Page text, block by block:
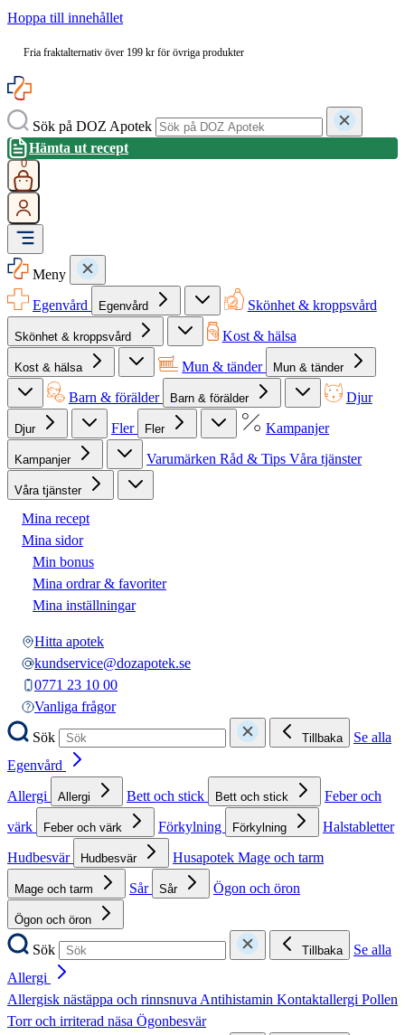
Hoppa till innehållet
Fria fraktalternativ över 199 kr för övriga produkter
Sök på DOZ Apotek
Hämta ut recept
0
Meny
Egenvård
Egenvård Skönhet & kroppsvård
Skönhet & kroppsvård Kost & hälsa
Kost & hälsa Mun & tänder Mun & tänder
Barn & förälder Barn & förälder Djur
Djur Fler Fler Kampanjer
Kampanjer Varumärken Råd & Tips Våra tjänster
Våra tjänster
Mina recept
Mina sidor
Min bonus
Mina ordrar & favoriter
Mina inställningar
Hitta apotek
kundservice@dozapotek.se
0771 23 10 00
Vanliga frågor
Sök
Tillbaka
Se alla
Egenvård
Allergi
Allergi Bett och stick Bett och stick
Feber och
värk
Feber och värk Förkylning Förkylning
Halstabletter
Hudbesvär
Hudbesvär Husapotek Mage och tarm
Mage och tarm Sår Sår Ögon och öron
Ögon och öron
Sök Tillbaka
Se alla
Allergi
Allergisk nästäppa och rinnsnuvaAntihistamin Kontaktallergi Pollen
Torr och irriterad näsa Ögonbesvär